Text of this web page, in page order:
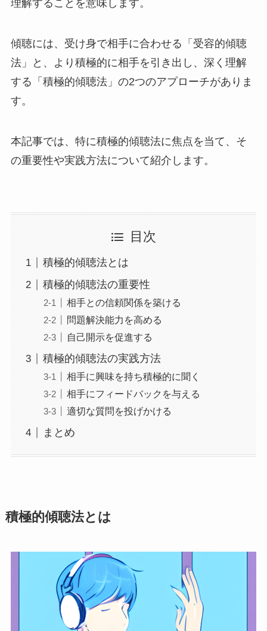
理解することを意味します。
傾聴には、受け身で相手に合わせる「受容的傾聴
法」と、より積極的に相手を引き出し、深く理解
する「積極的傾聴法」の2つのアプローチがありま
す。
本記事では、特に積極的傾聴法に焦点を当て、そ
の重要性や実践方法について紹介します。
目次
積極的傾聴法とは
積極的傾聴法の重要性
相手との信頼関係を築ける
問題解決能力を高める
自己開示を促進する
積極的傾聴法の実践方法
相手に興味を持ち積極的に聞く
相手にフィードバックを与える
適切な質問を投げかける
まとめ
積極的傾聴法とは